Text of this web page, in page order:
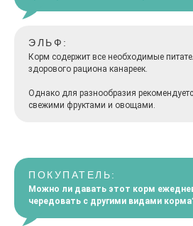
ЭЛЬФ:
Корм содержит все необходимые
здорового рациона канареек.
Однако для разнообразия
свежими фруктами и овощами.
ПОКУПАТЕЛЬ:
Можно ли давать этот корм
чередовать с другими видами